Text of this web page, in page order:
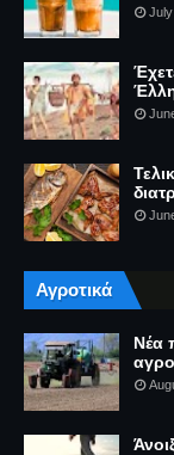
Αγροτικά
Νέα